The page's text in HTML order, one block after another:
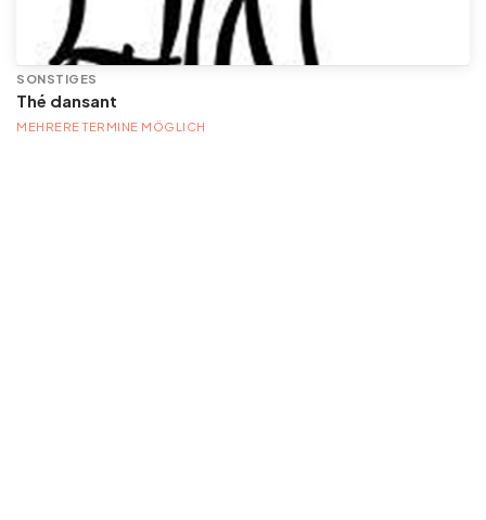
SONSTIGES
Thé dansant
MEHRERE TERMINE MÖGLICH